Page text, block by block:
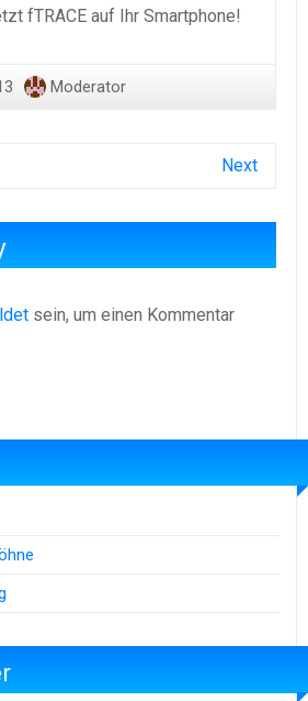
fTRACE auf Ihr Smartphone!
Moderator
Next
sein, um einen Kommentar